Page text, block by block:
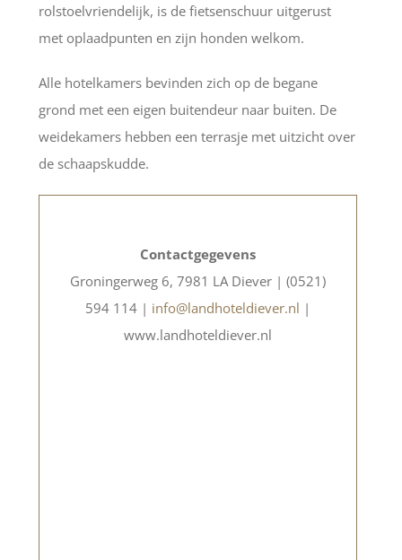
rolstoelvriendelijk, is de fietsenschuur uitgerust
met oplaadpunten en zijn honden welkom.
Alle hotelkamers bevinden zich op de begane
grond met een eigen buitendeur naar buiten. De
weidekamers hebben een terrasje met uitzicht over
de schaapskudde.
Contactgegevens
Groningerweg 6, 7981 LA Diever | (0521)
594 114 | info@landhoteldiever.nl |
www.landhoteldiever.nl